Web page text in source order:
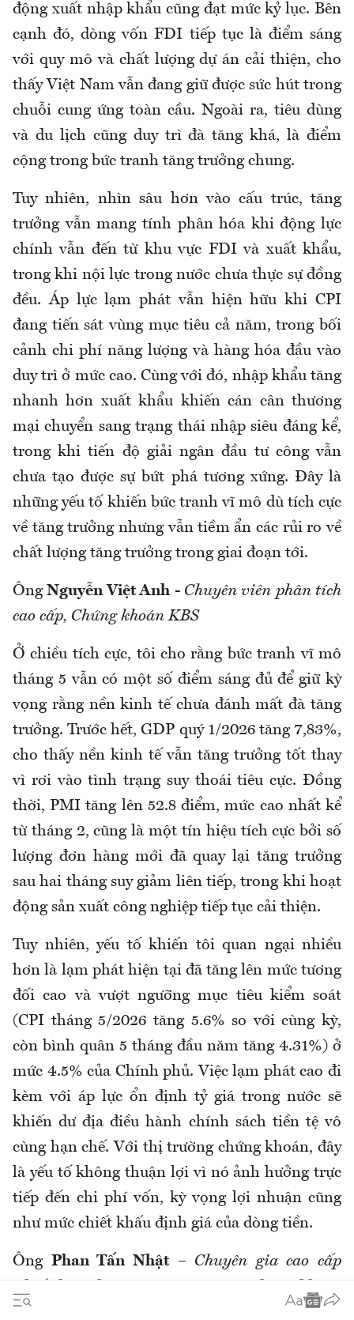
động xuất nhập khẩu cũng đạt mức kỷ lục. Bên
cạnh đó, dòng vốn FDI tiếp tục là điểm sáng
với quy mô và chất lượng dự án cải thiện, cho
thấy Việt Nam vẫn đang giữ được sức hút trong
chuỗi cung ứng toàn cầu. Ngoài ra, tiêu dùng
và du lịch cũng duy trì đà tăng khá, là điểm
cộng trong bức tranh tăng trưởng chung.
Tuy nhiên, nhìn sâu hơn vào cấu trúc, tăng
trưởng vẫn mang tính phân hóa khi động lực
chính vẫn đến từ khu vực FDI và xuất khẩu,
trong khi nội lực trong nước chưa thực sự đồng
đều. Áp lực lạm phát vẫn hiện hữu khi CPI
đang tiến sát vùng mục tiêu cả năm, trong bối
cảnh chi phí năng lượng và hàng hóa đầu vào
duy trì ở mức cao. Cùng với đó, nhập khẩu tăng
nhanh hơn xuất khẩu khiến cán cân thương
mại chuyển sang trạng thái nhập siêu đáng kể,
trong khi tiến độ giải ngân đầu tư công vẫn
chưa tạo được sự bứt phá tương xứng. Đây là
những yếu tố khiến bức tranh vĩ mô dù tích cực
về tăng trưởng nhưng vẫn tiềm ẩn các rủi ro về
chất lượng tăng trưởng trong giai đoạn tới.
ÔngNguyễn Việt Anh - Chuyên viên phân tích
cao cấp, Chứng khoán KBS
Ở chiều tích cực, tôi cho rằng bức tranh vĩ mô
tháng 5 vẫn có một số điểm sáng đủ để giữ kỳ
vọng rằng nền kinh tế chưa đánh mất đà tăng
trưởng. Trước hết, GDP quý 1/2026 tăng 7,83%,
cho thấy nền kinh tế vẫn tăng trưởng tốt thay
vì rơi vào tình trạng suy thoái tiêu cực. Đồng
thời, PMI tăng lên 52.8 điểm, mức cao nhất kể
từ tháng 2, cũng là một tín hiệu tích cực bởi số
lượng đơn hàng mới đã quay lại tăng trưởng
sau hai tháng suy giảm liên tiếp, trong khi hoạt
động sản xuất công nghiệp tiếp tục cải thiện.
Tuy nhiên, yếu tố khiến tôi quan ngại nhiều
hơn là lạm phát hiện tại đã tăng lên mức tương
đối cao và vượt ngưỡng mục tiêu kiểm soát
(CPI tháng 5/2026 tăng 5.6% so với cùng kỳ,
còn bình quân 5 tháng đầu năm tăng 4.31%) ở
mức 4.5% của Chính phủ. Việc lạm phát cao đi
kèm với áp lực ổn định tỷ giá trong nước sẽ
khiến dư địa điều hành chính sách tiền tệ vô
cùng hạn chế. Với thị trường chứng khoán, đây
là yếu tố không thuận lợi vì nó ảnh hưởng trực
tiếp đến chi phí vốn, kỳ vọng lợi nhuận cũng
như mức chiết khấu định giá của dòng tiền.
Ông Phan Tấn Nhật– Chuyên gia cao cấp
SHS